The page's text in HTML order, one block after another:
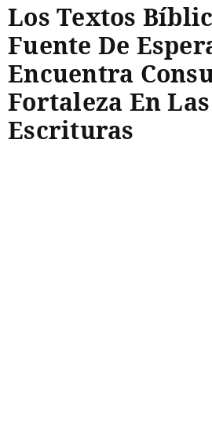
Los Textos
Fuente De
Encuentra
Fortaleza En
Escrituras